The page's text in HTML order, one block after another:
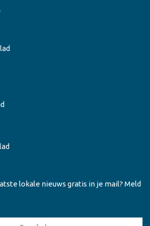
lokale nieuws gratis in je mail? Meld